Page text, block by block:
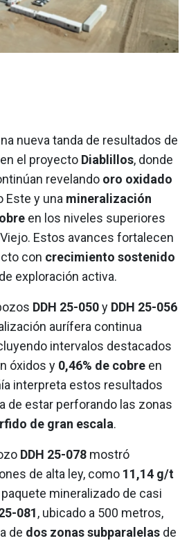
nueva tanda de resultados de
en el proyecto Diablillos, donde
revelando oro oxidado
Este y una mineralización
en los niveles superiores
Estos avances fortalecen
con crecimiento sostenido
exploración activa.
DDH 25-050y DDH 25-056
aurífera continua
intervalos destacados
óxidos y 0,46% de cobre en
interpreta estos resultados
de estar perforando las zonas
de gran escala.
DDH 25-078 mostró
de alta ley, como 11,14 g/t
mineralizado de casi
081, ubicado a 500 metros,
de dos zonas subparalelas de